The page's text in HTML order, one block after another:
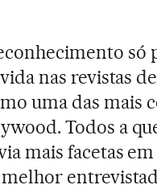
só
nas revistas
uma das mais
Todos a
mais facetas